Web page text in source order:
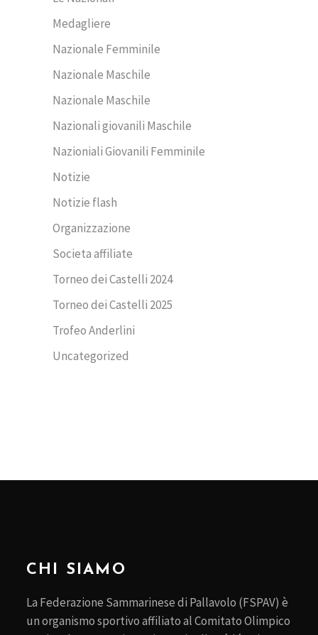
Medagliere
Nazionale Femminile
Nazionale Maschile
Nazionale Maschile
Nazionali giovanili Maschile
Nazioniali Giovanili Femminile
Notizie
Notizie flash
Organizzazione
Societa affiliate
Torneo dei Castelli 2024
Torneo dei Castelli 2025
Trofeo Anderlini
Uncategorized
CHI SIAMO
La Federazione Sammarinese di Pallavolo (FSPAV) è
un organismo sportivo affiliato al Comitato Olimpico